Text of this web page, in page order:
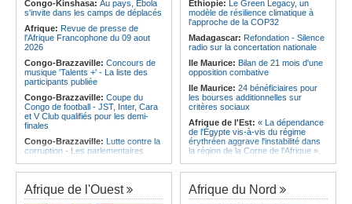
Afrique:Le Maroc et l'Afrique du
Sud se retrouvent quatre ans après
la finale
Afrique:
Côte d'Ivoire - Algérie, un
Angola:Le MAT organise la
troisième édition de la Semaine du
développement local à Namibe
Congo-Kinshasa: Au pays, Ebola
s'invite dans les camps de déplacés
Afrique: Revue de presse de
l'Afrique Francophone du 09 aout
2026
Congo-Brazzaville: Concours de
musique 'Talents +' - La liste des
participants publiée
Congo-Brazzaville: Coupe du
Congo de football - JST, Inter, Cara
et V Club qualifiés pour les demi-
finales
Congo-Brazzaville: Lutte contre la
corruption - Les parlementaires
Congo-Brazzaville:Santé publique
- Ollombo réceptionne son hôpital de
référence
Ethiopie: Le Green Legacy, un
modèle de résilience climatique à
l'approche de la COP32
Madagascar: Refondation - Silence
radio sur la concertation nationale
Ile Maurice: Bilan de 21 mois d'une
opposition combative
Ile Maurice: 24 bénéficiaires pour
les bourses additionnelles sur
critères sociaux
Afrique de l'Est: « La dépendance
de l'Égypte vis-à-vis du régime
érythréen aggrave l'instabilité dans
la région de la Corne de l'Afrique »,
Ethiopie:Le peuple oromo s'est
historiquement opposé à des
systèmes administratifs défaillants
Afrique de l'Ouest Afrique du Nord